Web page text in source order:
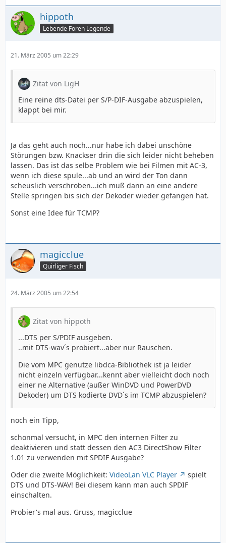
hippoth
Lebende Foren Legende
21. März 2005 um 22:29
Zitat von LigH
Eine reine dts-Datei per S/P-DIF-Ausgabe abzuspielen,
klappt bei mir.
Ja das geht auch noch...nur habe ich dabei unschöne
Störungen bzw. Knackser drin die sich leider nicht beheben
lassen. Das ist das selbe Problem wie bei Filmen mit AC-3,
wenn ich diese spule...ab und an wird der Ton dann
scheuslich verschroben...ich muß dann an eine andere
Stelle springen bis sich der Dekoder wieder gefangen hat.
Sonst eine Idee für TCMP?
magicclue
Quirliger Fisch
24. März 2005 um 22:54
Zitat von hippoth
...DTS per S/PDIF ausgeben.
..mit DTS-wav´s probiert...aber nur Rauschen.
Die vom MPC genutze libdca-Bibliothek ist ja leider
nicht einzeln verfügbar...kennt aber vielleicht doch noch
einer ne Alternative (außer WinDVD und PowerDVD
Dekoder) um DTS kodierte DVD´s im TCMP abzuspielen?
noch ein Tipp,
schonmal versucht, in MPC den internen Filter zu
deaktivieren und statt dessen den AC3 DirectShow Filter
1.01 zu verwenden mit SPDIF Ausgabe?
Oder die zweite Möglichkeit: VideoLan VLC Player
spielt
DTS und DTS-WAV! Bei diesem kann man auch SPDIF
einschalten.
Probier's mal aus. Gruss, magicclue